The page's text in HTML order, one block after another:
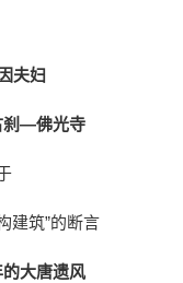
夫妇
刹—佛光寺
建筑”的断言
大唐遗风